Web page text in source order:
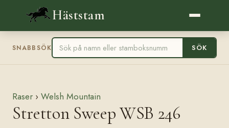
Häststam
SNABBSÖK SÖK
Raser › Welsh Mountain
Stretton Sweep WSB 246